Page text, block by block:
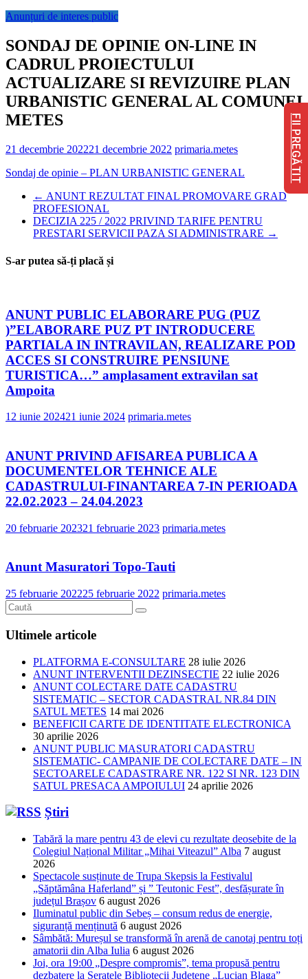
Anunțuri de interes public
SONDAJ DE OPINIE ON-LINE IN
CADRUL PROIECTULUI
ACTUALIZARE SI REVIZUIRE PLAN
URBANISTIC GENERAL AL COMUNEI
METES
21 decembrie 202221 decembrie 2022 primaria.metes
Sondaj de opinie – PLAN URBANISTIC GENERAL
← ANUNT REZULTAT FINAL PROMOVARE GRAD
PROFESIONAL
DECIZIA 225 / 2022 PRIVIND TARIFE PENTRU
PRESTARI SERVICII PAZA SI ADMINISTRARE →
S-ar putea să-ți placă și
ANUNT PUBLIC ELABORARE PUG (PUZ
)”ELABORARE PUZ PT INTRODUCERE
PARTIALA IN INTRAVILAN, REALIZARE POD
ACCES SI CONSTRUIRE PENSIUNE
TURISTICA…” amplasament extravilan sat
Ampoita
12 iunie 202421 iunie 2024 primaria.metes
ANUNT PRIVIND AFISAREA PUBLICA A
DOCUMENTELOR TEHNICE ALE
CADASTRULUI-FINANTAREA 7-IN PERIOADA
22.02.2023 – 24.04.2023
20 februarie 202321 februarie 2023 primaria.metes
Anunt Masuratori Topo-Tauti
25 februarie 202225 februarie 2022 primaria.metes
Ultimele articole
PLATFORMA E-CONSULTARE 28 iulie 2026
ANUNT INTERVENTII DEZINSECTIE 22 iulie 2026
ANUNT COLECTARE DATE CADASTRU
SISTEMATIC – SECTOR CADASTRAL NR.84 DIN
SATUL METES 14 mai 2026
BENEFICII CARTE DE IDENTITATE ELECTRONICA
30 aprilie 2026
ANUNT PUBLIC MASURATORI CADASTRU
SISTEMATIC- CAMPANIE DE COLECTARE DATE – IN
SECTOARELE CADASTRARE NR. 122 SI NR. 123 DIN
SATUL PRESACA AMPOIULUI 24 aprilie 2026
Știri
Tabără la mare pentru 43 de elevi cu rezultate deosebite de la
Colegiul Național Militar „Mihai Viteazul” Alba 7 august
2026
Spectacole susținute de Trupa Skepsis la Festivalul
„Săptămâna Haferland” și ” Teutonic Fest”, desfășurate în
județul Brașov 6 august 2026
Iluminatul public din Sebeș – consum redus de energie,
siguranță menținută 6 august 2026
Sâmbătă: Mureșul se transformă în arenă de canotaj pentru toți
amatorii din Alba Iulia 6 august 2026
Joi, ora 19:00 „Despre compromis”, tema propusă pentru
dezbatere la Seratele Bibliotecii Județene „Lucian Blaga”
FII PREGĂTIT